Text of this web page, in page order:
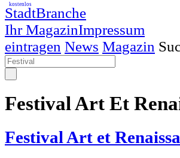
StadtBranche
Ihr MagazinImpressum
kostenlos
eintragen News Magazin
Festival Art Et
Festival Art et